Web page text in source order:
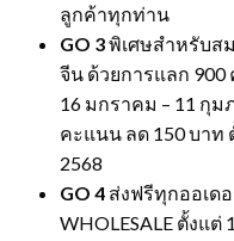
ลูกค้าทุกท่าน
GO 3พิเศษสำหรับส
จีน ด้วยการแลก
16 มกราคม – 11 กุม
คะแนน ลด 150 บาท
2568
GO 4 ส่งฟรีทุกออเด
WHOLESALE ตั้งแต่